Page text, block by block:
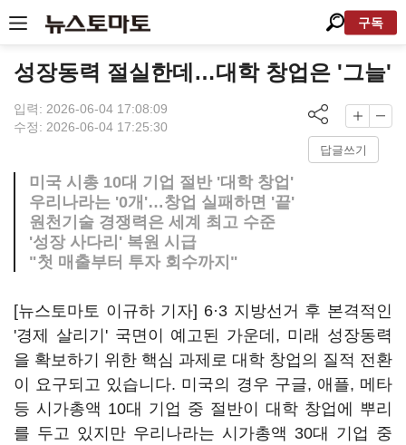
구독
성장동력 절실한데…대학 창업은 '그늘'
입력: 2026-06-04 17:08:09
수정: 2026-06-04 17:25:30
답글쓰기
미국 시총 10대 기업 절반 '대학 창업'
우리나라는 '0개'…창업 실패하면 '끝'
원천기술 경쟁력은 세계 최고 수준
'성장 사다리' 복원 시급
"첫 매출부터 투자 회수까지"
[뉴스토마토 이규하 기자] 6·3 지방선거 후 본격적인
'경제 살리기' 국면이 예고된 가운데, 미래 성장동력
을 확보하기 위한 핵심 과제로 대학 창업의 질적 전환
이 요구되고 있습니다. 미국의 경우 구글, 애플, 메타
등 시가총액 10대 기업 중 절반이 대학 창업에 뿌리
를 두고 있지만 우리나라는 시가총액 30대 기업 중